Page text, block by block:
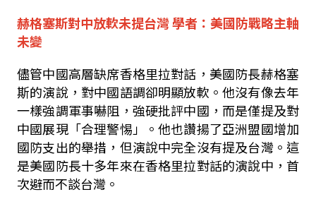
赫格塞斯對中放軟未提台灣 學者：美國防戰略主軸
未變
儘管中國高層缺席香格里拉對話，美國防長赫格塞
斯的演說，對中國語調卻明顯放軟。他沒有像去年
一樣強調軍事嚇阻，強硬批評中國，而是僅提及對
中國展現「合理警惕」。他也讚揚了亞洲盟國增加
國防支出的舉措，但演說中完全沒有提及台灣。這
是美國防長十多年來在香格里拉對話的演說中，首
次避而不談台灣。